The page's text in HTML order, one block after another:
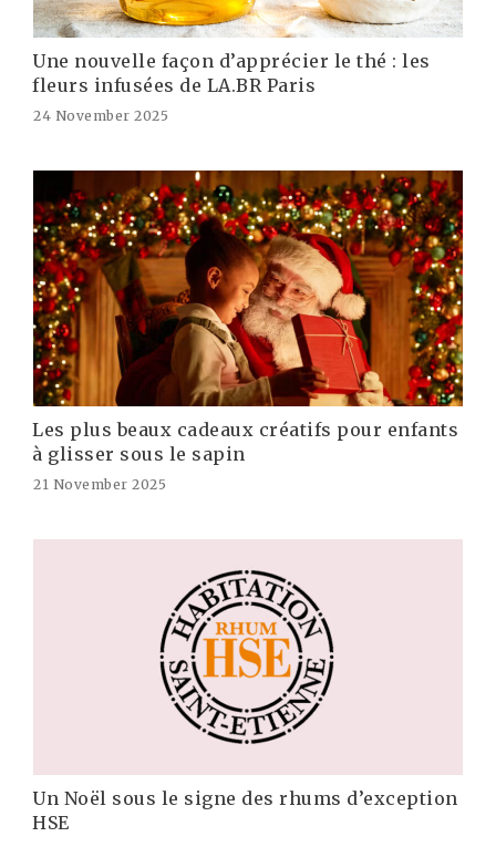
Une nouvelle façon d’apprécier le thé : les
fleurs infusées de LA.BR Paris
24 November 2025
Les plus beaux cadeaux créatifs pour enfants
à glisser sous le sapin
21 November 2025
Un Noël sous le signe des rhums d’exception
HSE